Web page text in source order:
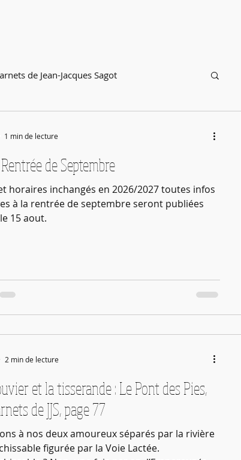
de Jean-Jacques Sagot
de Septembre
horaires inchangés en 2026/2027 toutes infos
à la rentrée de septembre seront publiées
15 aout.
1 min de lecture
et la tisserande : Le Pont des Pies,
de JJS, page 77
à nos deux amoureux séparés par la rivière
figurée par la Voie Lactée.
2 min de lecture